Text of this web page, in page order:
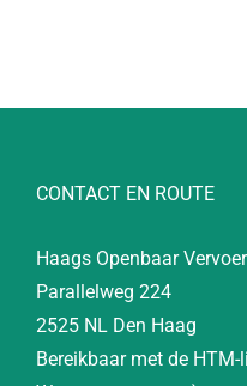
CONTACT EN ROUTE
Haags Openbaar
Parallelweg 224
2525 NL Den Haag
Bereikbaar met de